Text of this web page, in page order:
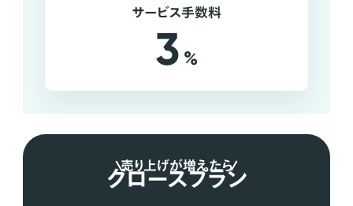
サービス手数料
3 %
売り上げが増えたら
グロースプラン